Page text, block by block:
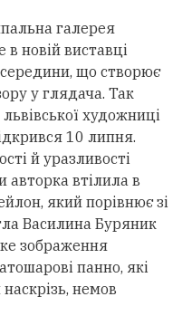
галерея
в новій виставці
що створює
у глядача. Так
львівської художниці
10 липня.
й уразливості
авторка втілила в
який порівнює зі
Василина Буряник
зображення
панно, які
немов